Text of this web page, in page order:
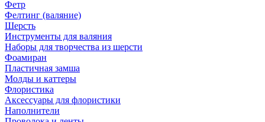
Фетр
Фелтинг (валяние)
Шерсть
Инструменты для валяния
Наборы для творчества из шерсти
Фоамиран
Пластичная замша
Молды и каттеры
Флористика
Аксессуары для флористики
Наполнители